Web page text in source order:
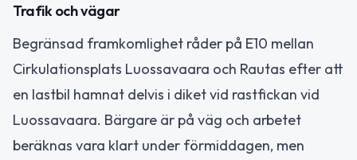
Trafik och vägar
Begränsad framkomlighet råder på E10 mellan
Cirkulationsplats Luossavaara och Rautas efter att
en lastbil hamnat delvis i diket vid rastfickan vid
Luossavaara. Bärgare är på väg och arbetet
beräknas vara klart under förmiddagen, men